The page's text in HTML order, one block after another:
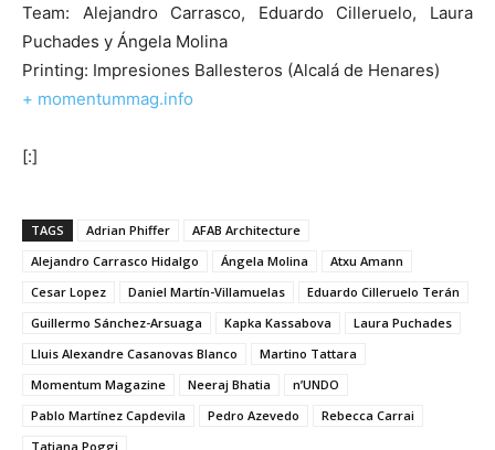
Team: Alejandro Carrasco, Eduardo Cilleruelo, Laura
Puchades y Ángela Molina
Printing: Impresiones Ballesteros (Alcalá de Henares)
+ momentummag.info
[:]
TAGS Adrian Phiffer
AFAB Architecture
Alejandro Carrasco Hidalgo
Ángela Molina
Atxu Amann
Cesar Lopez
Daniel Martín-Villamuelas
Eduardo Cilleruelo Terán
Guillermo Sánchez-Arsuaga
Kapka Kassabova
Laura Puchades
Lluis Alexandre Casanovas Blanco
Martino Tattara
Momentum Magazine
Neeraj Bhatia
n’UNDO
Pablo Martínez Capdevila
Pedro Azevedo
Rebecca Carrai
Tatiana Poggi